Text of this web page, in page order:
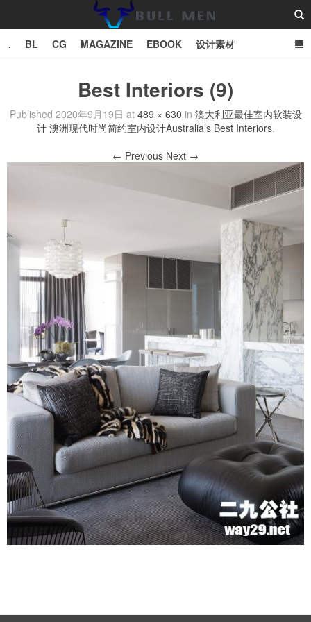
Bull Man斗牛士
. BL CG MAGAZINE EBOOK 设计素材
Best Interiors (9)
Published 2020年9月19日 at 489 × 630 in 澳大利亚最佳室内软装设
计 澳洲现代时尚简约室内设计Australia’s Best Interiors.
← Previous Next →